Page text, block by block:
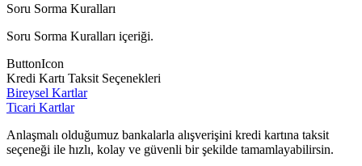
Soru Sorma Kuralları
Soru Sorma Kuralları içeriği.
ButtonIcon
Kredi Kartı Taksit Seçenekleri
Bireysel Kartlar
Ticari Kartlar
Anlaşmalı olduğumuz bankalarla alışverişini kredi kartına taksit
seçeneği ile hızlı, kolay ve güvenli bir şekilde tamamlayabilirsin.